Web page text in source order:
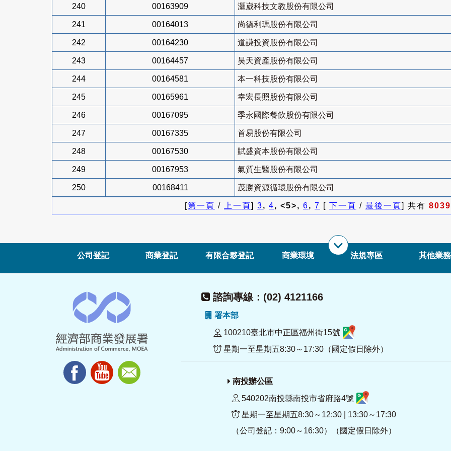
240 00163909 灝崴科技文教股份有限公司
241 00164013 尚德利瑪股份有限公司
242 00164230 道謙投資股份有限公司
243 00164457 昊天資產股份有限公司
244 00164581 本一科技股份有限公司
245 00165961 幸宏長照股份有限公司
246 00167095 季永國際餐飲股份有限公司
247 00167335 首易股份有限公司
248 00167530 賦盛資本股份有限公司
249 00167953 氣質生醫股份有限公司
250 00168411 茂勝資源循環股份有限公司
[第一頁 / 上一頁] 3, 4, <5>, 6, 7 [ 下一頁 / 最後一頁] 共有 8039
公司登記 商業登記 有限合夥登記 商業環境 法規專區 其他業務
諮詢專線：(02) 4121166
署本部
100210臺北市中正區福州街15號
星期一至星期五8:30～17:30（國定假日除外）
南投辦公區
540202南投縣南投市省府路4號
星期一至星期五8:30～12:30 | 13:30～17:30
（公司登記：9:00～16:30）（國定假日除外）